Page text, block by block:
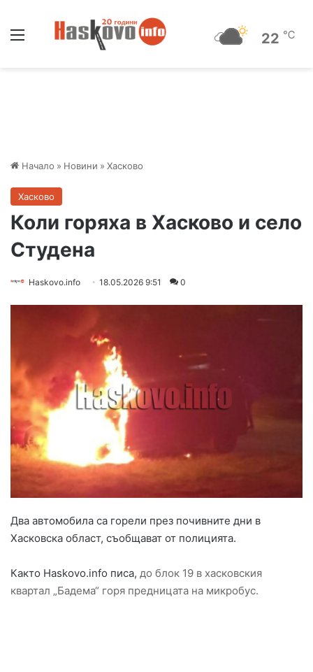
22 ℃
Начало » Новини » Хасково
Хасково
Коли горяха в Хасково и село
Студена
Haskovo.info 18.05.2026 9:51 0
Два автомобила са горели през почивните дни в
Хасковска област, съобщават от полицията.
Както Haskovo.info писа, до блок 19 в хасковския
квартал „Бадема“ горя предницата на микробус.